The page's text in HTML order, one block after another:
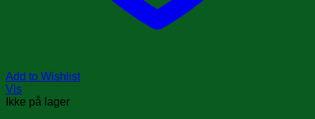
Add to Wishlist
Vis
Ikke på lager